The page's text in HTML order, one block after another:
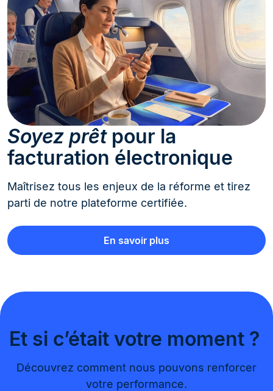
Soyez prêtpour la
facturation électronique​
Maîtrisez tous les enjeux de la réforme et tirez
parti de notre plateforme certifiée.​
En savoir plus
Et si c’était votre moment ? ​
Découvrez comment nous pouvons renforcer
votre performance.